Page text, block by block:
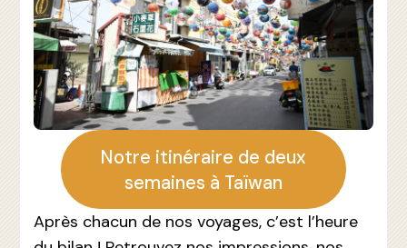
Notre itinéraire de deux
semaines à Taïwan
Après chacun de nos voyages, c’est l’heure